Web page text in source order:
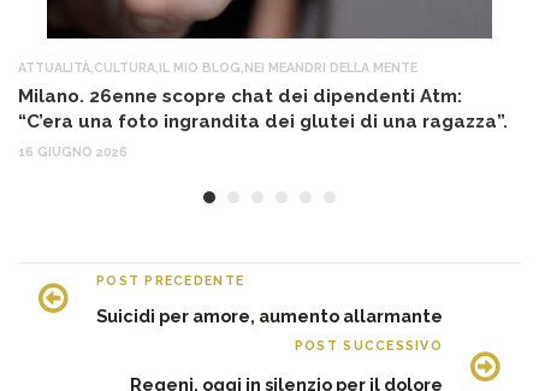
ATTUALITÀ CULTURA IL MIO BLOG NEI MEANDRI DELLA MENTE
Milano. 26enne scopre chat dei dipendenti Atm:
“C’era una foto ingrandita dei glutei di una ragazza”.
16 GIUGNO 2026
POST PRECEDENTE
Suicidi per amore, aumento allarmante
POST SUCCESSIVO
Regeni, oggi in silenzio per il dolore